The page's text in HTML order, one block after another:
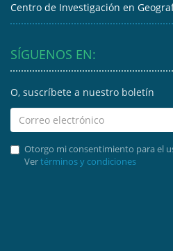
Centro de Investigación en
SÍGUENOS EN:
O, suscríbete a nuestro boletín
Otorgo mi consentimiento para el
Vertérminos y condiciones